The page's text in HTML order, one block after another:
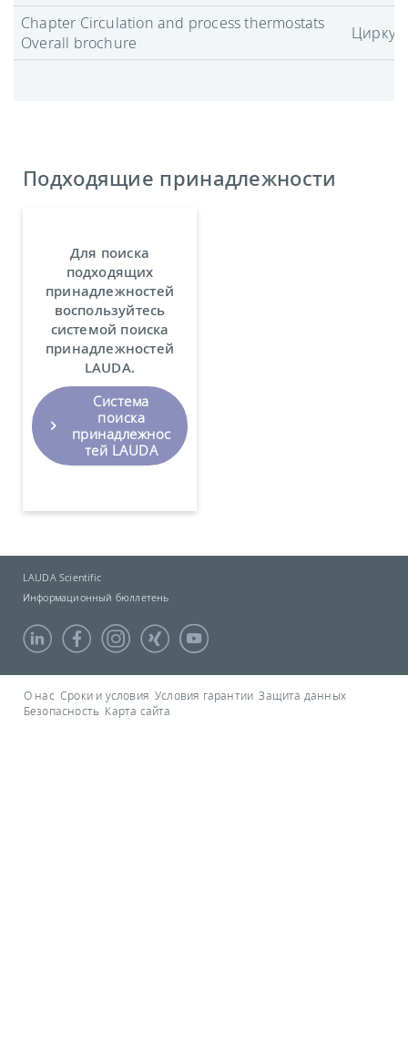
Chapter Circulation and process thermostats
Overall brochure
Подходящие принадлежности
Для поиска
подходящих
принадлежностей
воспользуйтесь
системой поиска
принадлежностей
LAUDA.
Система
поиска
принадлежнос
тей LAUDA
LAUDA Scientific
Информационный бюллетень
О нас Сроки и условия Условия гарантии Защита данных
Безопасность Карта сайта